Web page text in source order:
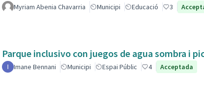
Myriam Abenia Chavarria Municipi Educació 3
Parque inclusivo con juegos de agua sombra i
Imane Bennani Municipi Espai Públic 4 Acceptada